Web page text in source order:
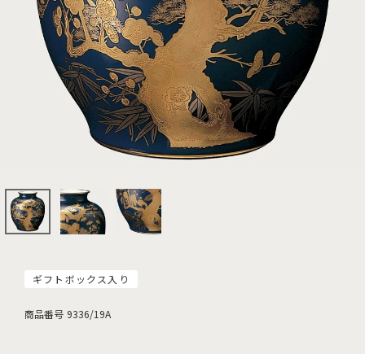
ギフトボックス入り
商品番号 9336/19A